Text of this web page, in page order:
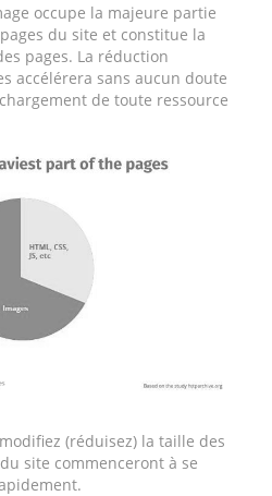
occupe la majeure partie
du site et constitue la
pages. La réduction
accélérera sans aucun doute
de toute ressource
(réduisez) la taille des
site commenceront à se